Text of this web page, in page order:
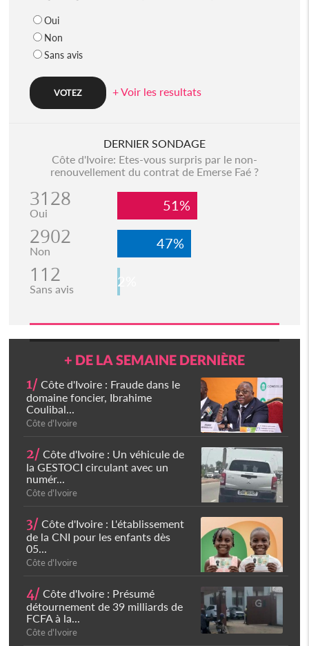
Oui
Non
Sans avis
+ Voir les resultats
DERNIER SONDAGE
Côte d'Ivoire: Etes-vous surpris par le non-
renouvellement du contrat de Emerse Faé ?
3128
Oui 51%
2902
Non 47%
112
Sans avis 2%
+ DE LA SEMAINE DERNIÈRE
1/ Côte d'Ivoire : Fraude dans le
domaine foncier, Ibrahime
Coulibal...
Côte d'Ivoire
2/ Côte d'Ivoire : Un véhicule de
la GESTOCI circulant avec un
numér...
Côte d'Ivoire
3/ Côte d'Ivoire : L'établissement
de la CNI pour les enfants dès
05...
Côte d'Ivoire
4/ Côte d'Ivoire : Présumé
détournement de 39 milliards de
FCFA à la...
Côte d'Ivoire